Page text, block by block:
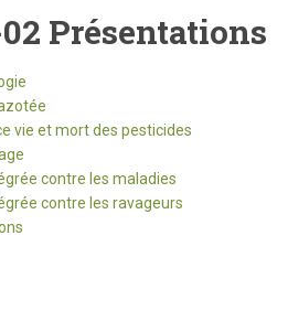
Présentations
vie et mort des pesticides
contre les maladies
contre les ravageurs